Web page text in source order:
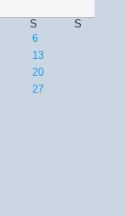
S
S
6
13
20
27